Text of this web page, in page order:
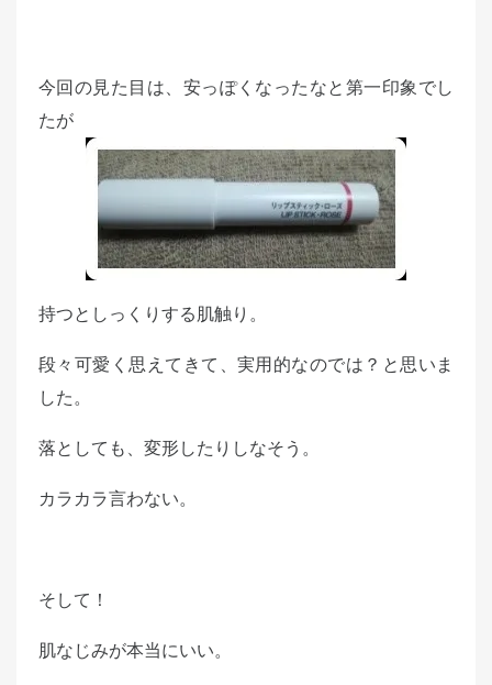
今回の見た目は、安っぽくなったなと第一印象でし
たが
持つとしっくりする肌触り。
段々可愛く思えてきて、実用的なのでは？と思いま
した。
落としても、変形したりしなそう。
カラカラ言わない。
そして！
肌なじみが本当にいい。